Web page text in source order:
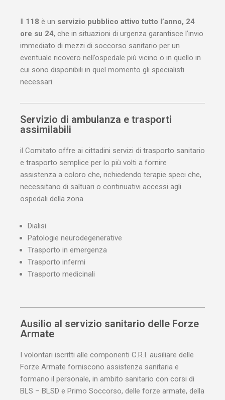
Il 118 è un servizio pubblico attivo tutto l’anno, 24
ore su 24, che in situazioni di urgenza garantisce l’invio
immediato di mezzi di soccorso sanitario per un
eventuale ricovero nell’ospedale più vicino o in quello in
cui sono disponibili in quel momento gli specialisti
necessari.
Servizio di ambulanza e trasporti
assimilabili
il Comitato offre ai cittadini servizi di trasporto sanitario
e trasporto semplice per lo più volti a fornire
assistenza a coloro che, richiedendo terapie speci che,
necessitano di saltuari o continuativi accessi agli
ospedali della zona.
Dialisi
Patologie neurodegenerative
Trasporto in emergenza
Trasporto infermi
Trasporto medicinali
Ausilio al servizio sanitario delle Forze
Armate
I volontari iscritti alle componenti C.R.I. ausiliare delle
Forze Armate forniscono assistenza sanitaria e
formano il personale, in ambito sanitario con corsi di
BLS – BLSD e Primo Soccorso, delle forze armate, della